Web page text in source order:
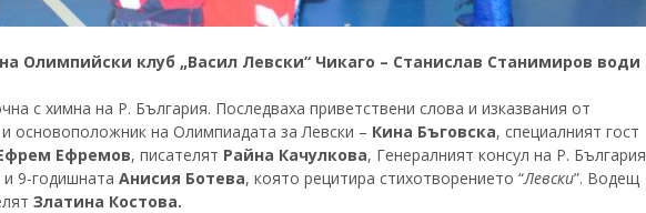
Олимпийски клуб „Васил Левски“ Чикаго – Станислав Станимиров води
с химна на Р. България. Последваха приветствени слова и изказвания от
основоположник на Олимпиадата за Левски – Кина Бъговска, специалният гост
Ефремов, писателят Райна Качулкова, Генералният консул на Р. България
и 9-годишната Анисия Ботева, която рецитира стихотворението “Левски”. Водещ
Златина Костова.